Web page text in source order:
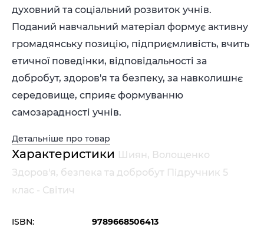
духовний та соціальний розвиток учнів.
Поданий навчальний матеріал формує активну
громадянську позицію, підприємливість, вчить
етичної поведінки, відповідальності за
добробут, здоров'я та безпеку, за навколишнє
середовище, сприяє формуванню
самозарадності учнів.
Детальніше про товар
Характеристики Шиян, Волощенко
Здоров'я, безпека та добробут Підручник 5
клас - Світич
ISBN: 9789668506413